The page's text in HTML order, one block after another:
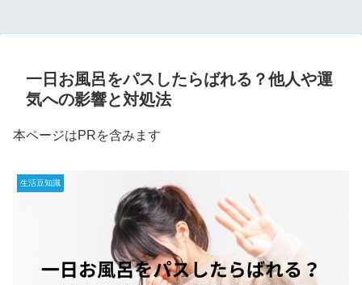
一日お風呂をパスしたらばれる？他人や運
気への影響と対処法
本ページはPRを含みます
生活豆知識